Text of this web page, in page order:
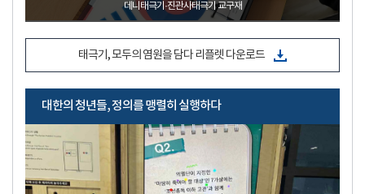
산돌손양원기념관_2024. 8. 14. ~ 9. 21.
태극기, 모두의 염원을 담다 리플렛 다운로드
대한의 청년들, 정의를 맹렬히 실행하다